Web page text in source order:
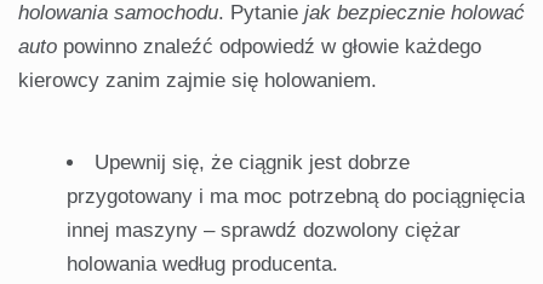
holowania samochodu. Pytanie jak bezpiecznie holować
auto powinno znaleźć odpowiedź w głowie każdego
kierowcy zanim zajmie się holowaniem.
Upewnij się, że ciągnik jest dobrze
przygotowany i ma moc potrzebną do pociągnięcia
innej maszyny – sprawdź dozwolony ciężar
holowania według producenta.